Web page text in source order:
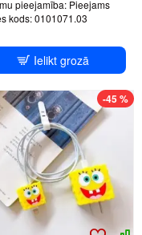
pieejamība: Pieejams
kods:0101071.03
Ielikt grozā
-45 %